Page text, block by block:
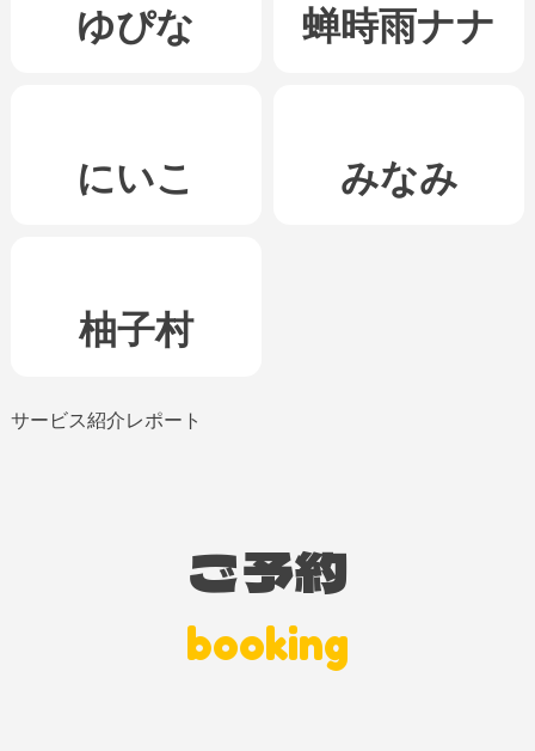
ゆぴな 蝉時雨ナナ
にいこ みなみ
柚子村
サービス紹介レポート
ご予約
booking